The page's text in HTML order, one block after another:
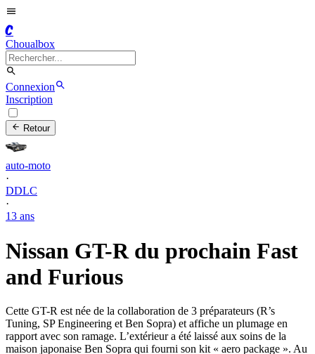
C
Choualbox
Connexion
Inscription
Retour
auto-moto
·
DDLC
·
13 ans
Nissan GT-R du prochain Fast
and Furious
Cette GT-R est née de la collaboration de 3 préparateurs (R’s
Tuning, SP Engineering et Ben Sopra) et affiche un plumage en
rapport avec son ramage. L’extérieur a été laissé aux soins de la
maison japonaise Ben Sopra qui fourni son kit « aero package ». Au